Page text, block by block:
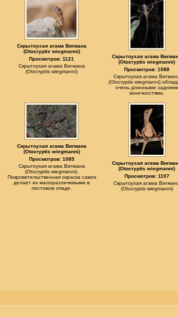
Скрытоухая агама Вигмана
(Otocryptis wiegmanni)
Просмотров: 1121
Скрытоухая агама Вигмана
(Otocryptis wiegmanni)
Скрытоухая агама
(Otocryptis wiegmanni)
Просмотров: 1088
Скрытоухая агама
(Otocryptis wiegmanni)
очень длинными задними
конечностями.
Скрытоухая агама Вигмана
(Otocryptis wiegmanni)
Просмотров: 1085
Скрытоухая агама Вигмана
(Otocryptis wiegmanni).
Покровительственная окраска самок
делает их малоразличимыми в
листовом опаде.
Скрытоухая агама
(Otocryptis wiegmanni)
Просмотров: 1107
Скрытоухая агама
(Otocryptis wiegmanni)